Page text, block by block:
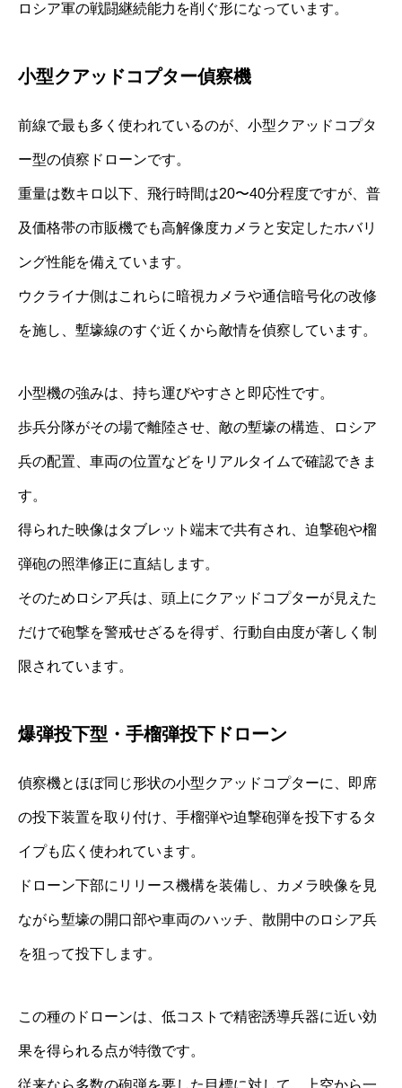
ロシア軍の戦闘継続能力を削ぐ形になっています。
小型クアッドコプター偵察機
前線で最も多く使われているのが、小型クアッドコプタ
ー型の偵察ドローンです。
重量は数キロ以下、飛行時間は20〜40分程度ですが、普
及価格帯の市販機でも高解像度カメラと安定したホバリ
ング性能を備えています。
ウクライナ側はこれらに暗視カメラや通信暗号化の改修
を施し、塹壕線のすぐ近くから敵情を偵察しています。
小型機の強みは、持ち運びやすさと即応性です。
歩兵分隊がその場で離陸させ、敵の塹壕の構造、ロシア
兵の配置、車両の位置などをリアルタイムで確認できま
す。
得られた映像はタブレット端末で共有され、迫撃砲や榴
弾砲の照準修正に直結します。
そのためロシア兵は、頭上にクアッドコプターが見えた
だけで砲撃を警戒せざるを得ず、行動自由度が著しく制
限されています。
爆弾投下型・手榴弾投下ドローン
偵察機とほぼ同じ形状の小型クアッドコプターに、即席
の投下装置を取り付け、手榴弾や迫撃砲弾を投下するタ
イプも広く使われています。
ドローン下部にリリース機構を装備し、カメラ映像を見
ながら塹壕の開口部や車両のハッチ、散開中のロシア兵
を狙って投下します。
この種のドローンは、低コストで精密誘導兵器に近い効
果を得られる点が特徴です。